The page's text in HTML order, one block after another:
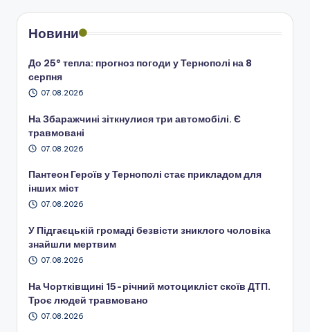
Новини
До 25° тепла: прогноз погоди у Тернополі на 8
серпня
07.08.2026
На Збаражчині зіткнулися три автомобілі. Є
травмовані
07.08.2026
Пантеон Героїв у Тернополі стає прикладом для
інших міст
07.08.2026
У Підгаєцькій громаді безвісти зниклого чоловіка
знайшли мертвим
07.08.2026
На Чортківщині 15-річний мотоцикліст скоїв ДТП.
Троє людей травмовано
07.08.2026